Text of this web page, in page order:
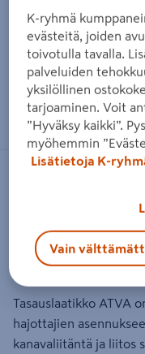
Zoomaa
Tuloilmalaatikko
125-2 liitos
Tuotenumero
Tasauslaatikko ATVA
hajottajien
kanavaliitäntä ja liitos
K-ryhmä
evästeitä, joiden
toivotulla tavalla.
palveluiden
yksilöllinen
tarjoaminen. Voit
”Hyväksy kaikki”.
myöhemmin
Lisätietoja K-
Vain